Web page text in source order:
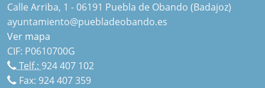
Calle Arriba, 1 - 06191 Puebla de Obando (Badajoz)
ayuntamiento@puebladeobando.es
Ver mapa
CIF: P0610700G
Telf.:924 407 102
Fax: 924 407 359